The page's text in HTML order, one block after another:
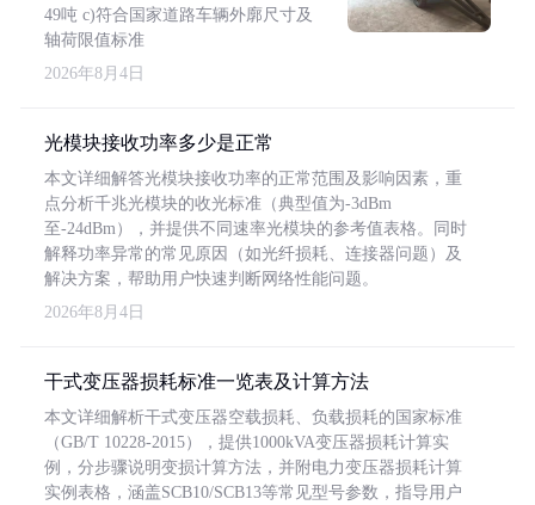
49吨 c)符合国家道路车辆外廓尺寸及
轴荷限值标准
2026年8月4日
光模块接收功率多少是正常
本文详细解答光模块接收功率的正常范围及影响因素，重
点分析千兆光模块的收光标准（典型值为-3dBm
至-24dBm），并提供不同速率光模块的参考值表格。同时
解释功率异常的常见原因（如光纤损耗、连接器问题）及
解决方案，帮助用户快速判断网络性能问题。
2026年8月4日
干式变压器损耗标准一览表及计算方法
本文详细解析干式变压器空载损耗、负载损耗的国家标准
（GB/T 10228-2015），提供1000kVA变压器损耗计算实
例，分步骤说明变损计算方法，并附电力变压器损耗计算
实例表格，涵盖SCB10/SCB13等常见型号参数，指导用户